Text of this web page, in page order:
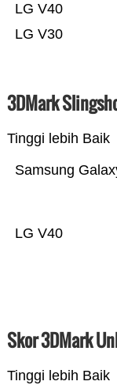
LG V30
LG V40
3DMark
Tinggi lebih Baik
LG V40
Samsung
Skor
Tinggi lebih Baik